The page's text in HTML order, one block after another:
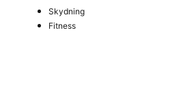
Skydning
Fitness